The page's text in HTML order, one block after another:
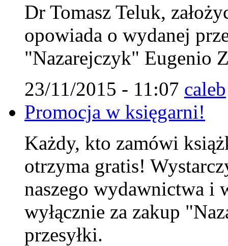
Dr Tomasz Teluk,
opowiada o wydanej
"Nazarejczyk" Eugenio
23/11/2015 - 11:07 caleb
Promocja w księgarni!
Każdy, kto zamówi
otrzyma gratis!
naszego wydawnictwa i
wyłącznie za zakup
przesyłki.